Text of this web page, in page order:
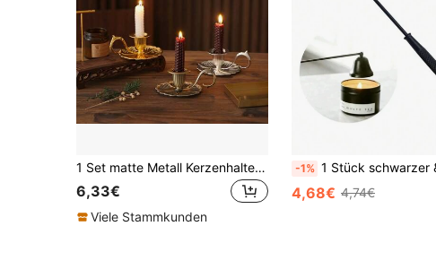
1 Set matte Metall Kerzenhalter, Vintage-Stil, geeignet für Couchtisch, Esszimmer, Schlafzimmer, Heimdekoration, Hochzeit, Esstisch und mehr
6,33€
Viele Stammkunden
-1% 1 Stück schwarzer & goldener Edelstahl eleganter Kerzenlöscher mit Griff, geeignet für Kerzenhalter, Kerzendochte, ideales Geschenk für Kerzenfans, geeignet für den
4,68€ 4,74€